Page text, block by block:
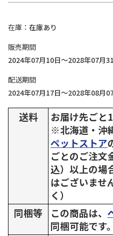
在庫
在庫あり
販売期間
2024年07月10日～2028年07月
配送期間
2024年07月17日～2028年08月
送料
お届け先ごと
※北海道・沖
ペットストア
ごとのご注文
込）以上の場
はございませ
く）
同梱等
この商品は、
同梱可能です。